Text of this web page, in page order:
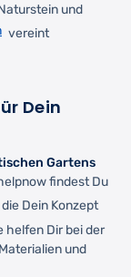
und
vereint
Dein
Gartens
findest Du
die Dein Konzept
helfen Dir bei der
und